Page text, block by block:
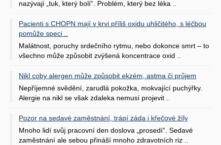
nazývají „tuk, který bolí“. Problém, který bez léka ..
Pacienti s CHOPN mají v krvi příliš oxidu uhličitého, s léčbou
pomůže speci ..
Malátnost, poruchy srdečního rytmu, nebo dokonce smrt – to
všechno může způsobit zvýšená koncentrace oxid ..
Nikl coby alergen může způsobit ekzém, astma či průjem
Nepříjemné svědění, zarudlá pokožka, mokvající puchýřky.
Alergie na nikl se však zdaleka nemusí projevit ..
Pozor na sedavé zaměstnání, trápí záda i křečové žíly
Mnoho lidí svůj pracovní den doslova „prosedí“. Sedavé
zaměstnání ale sebou přináší mnoho zdravotních riz ..